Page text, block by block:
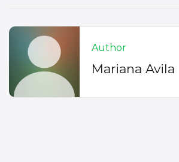
Author
Mariana Avila